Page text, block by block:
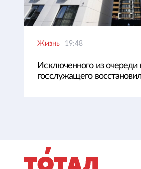
Жизнь 19:48
Исключенного из очереди
госслужащего